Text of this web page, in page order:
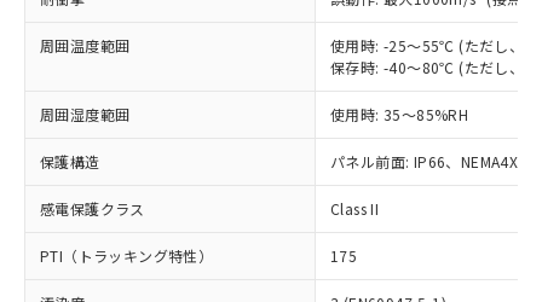
周囲温度範囲
使用時: -25～55℃ (ただし、氷
保存時: -40～80℃ (ただし、氷
周囲湿度範囲 使用時: 35～85%RH
保護構造 パネル前面: IP66、NEMA4X,
感電保護クラス Class II
PTI（トラッキング特性） 175
販売ネットワーク
」をご確認
在庫状況および標準価格結果を当社の
事前の承諾なく第三者に漏洩または開
示しないようお願いします。
マイパーツ機能（部品リスト作成サー
ビス）をご利用いただくには、I-Web
メンバーズにご登録されている必要が
あります。
お客様が当ウェブサイト上で当社にご
登録された部品リストについて、当社
および当社の共同利用者が、当社の製
部品在庫の切り替え状況などにより、予定
月が前後することがあります。
※3 非含有証明書ダウンロード
「ｅ」：有害物質（10物質）のすべてが基
準値以下であることを示します。
「10」：通常の使用状況下において有害物
質が外部に漏えいし、環境に深刻な影響を
及ぼさない年数を意味します。
「－」：未確認です。当社販売部門へお問
当社は、貴社製品を第三者に販売する
場合は、上記1、2および3の内容を当
該第三者に通知します。また当社は、
販売先および販売に係わる関係者が違
法に輸出するおそれがある場合は、取
り引きをいたしません。
いては、お客様のお取引先、ま
たはお客様担当のオムロン制御
機器販売店・当社販売員にご確
受注生産機種、また在庫状況の
情報を公開していない機種